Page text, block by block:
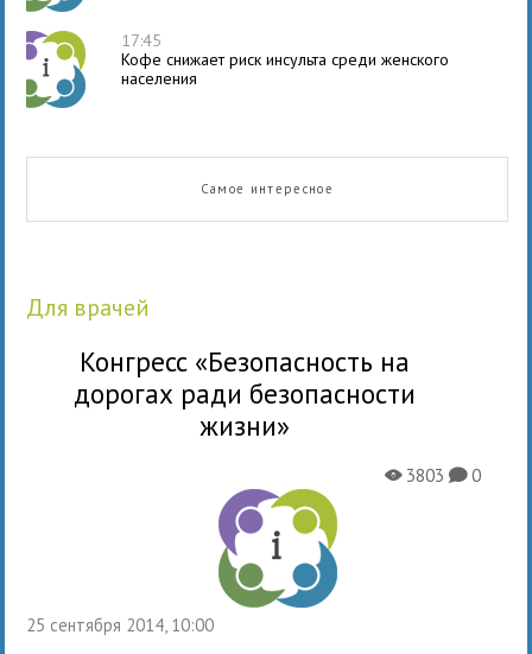
17:45
Кофе снижает риск инсульта среди женского
населения
Самое интересное
для врачей
Конгресс «Безопасность на
дорогах ради безопасности
жизни»
25 сентября 2014, 10:00
X3803K0